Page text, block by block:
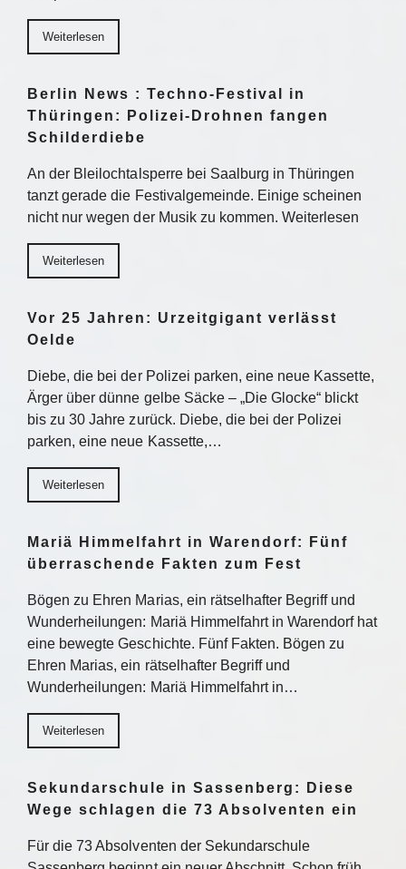
Weiterlesen
Berlin News : Techno-Festival in
Thüringen: Polizei-Drohnen fangen
Schilderdiebe
An der Bleilochtalsperre bei Saalburg in Thüringen
tanzt gerade die Festivalgemeinde. Einige scheinen
nicht nur wegen der Musik zu kommen. Weiterlesen
Weiterlesen
Vor 25 Jahren: Urzeitgigant verlässt
Oelde
Diebe, die bei der Polizei parken, eine neue Kassette,
Ärger über dünne gelbe Säcke – „Die Glocke“ blickt
bis zu 30 Jahre zurück. Diebe, die bei der Polizei
parken, eine neue Kassette,…
Weiterlesen
Mariä Himmelfahrt in Warendorf: Fünf
überraschende Fakten zum Fest
Bögen zu Ehren Marias, ein rätselhafter Begriff und
Wunderheilungen: Mariä Himmelfahrt in Warendorf hat
eine bewegte Geschichte. Fünf Fakten. Bögen zu
Ehren Marias, ein rätselhafter Begriff und
Wunderheilungen: Mariä Himmelfahrt in…
Weiterlesen
Sekundarschule in Sassenberg: Diese
Wege schlagen die 73 Absolventen ein
Für die 73 Absolventen der Sekundarschule